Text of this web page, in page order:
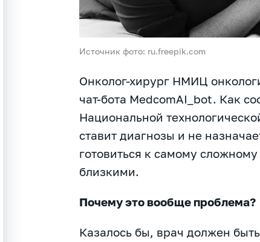
Источник фото: ru.freepik.com
Онколог-хирург НМИЦ
чат-бота MedcomAI_bot. Как
Национальной
ставит диагнозы и не
готовиться к самому
близкими.
Почему это вообще проблема?
Казалось бы, врач должен